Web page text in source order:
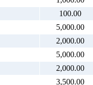
100.00
5,000.00
2,000.00
5,000.00
2,000.00
3,500.00